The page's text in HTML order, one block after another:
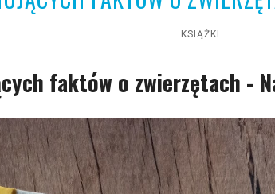
KSIĄŻKI
faktów o zwierzętach -